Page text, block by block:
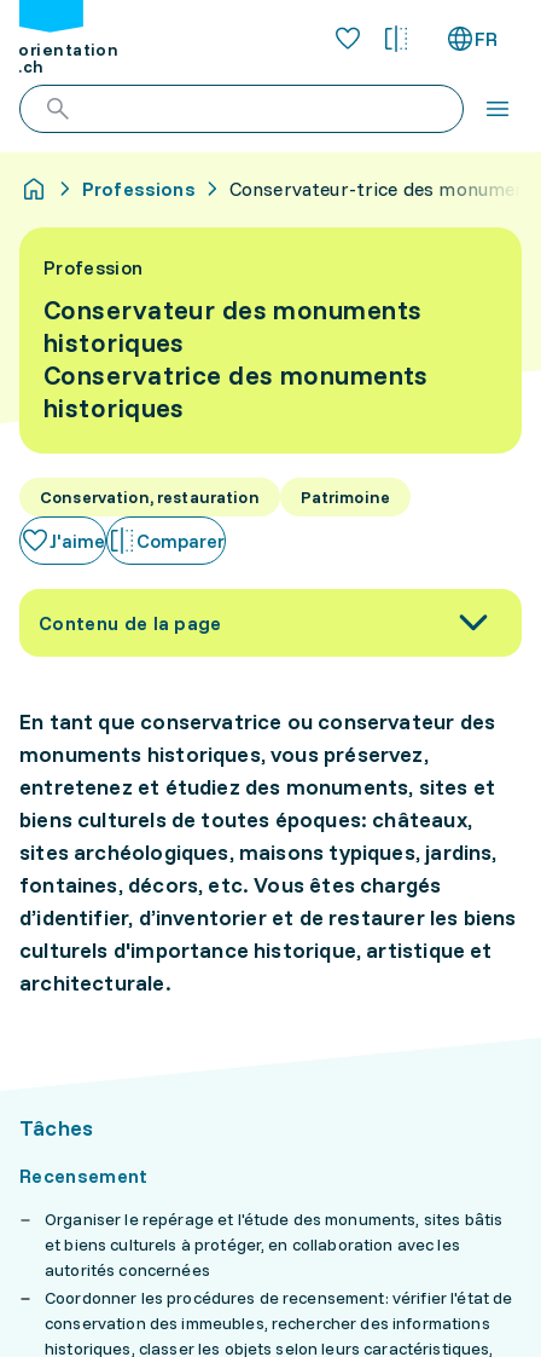
orientation
.ch
FR
Professions Conservateur-trice des
Profession
Conservateur des monuments
historiques
Conservatrice des monuments
historiques
Conservation, restauration Patrimoine
J'aime Comparer
Contenu de la page
En tant que conservatrice ou conservateur des
monuments historiques, vous préservez,
entretenez et étudiez des monuments, sites et
biens culturels de toutes époques: châteaux,
sites archéologiques, maisons typiques, jardins,
fontaines, décors, etc. Vous êtes chargés
d’identifier, d’inventorier et de restaurer les biens
culturels d'importance historique, artistique et
architecturale.
Tâches
Recensement
Organiser le repérage et l'étude des monuments, sites bâtis
et biens culturels à protéger, en collaboration avec les
autorités concernées
Coordonner les procédures de recensement: vérifier l'état de
conservation des immeubles, rechercher des informations
historiques, classer les objets selon leurs caractéristiques,